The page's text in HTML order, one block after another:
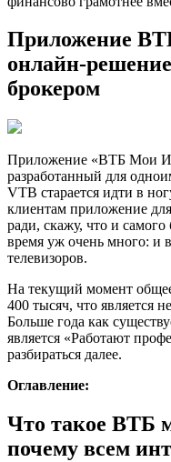
Приложение
онлайн-
брокером
Приложение «ВТБ Мои
разработанный для
VTB старается идти в
клиентам приложение
ради, скажу, что и самого
время уж очень много: и
телевизоров.
На текущий момент
400 тысяч, что является
Больше года как
является «Работают
разбираться далее.
Оглавление:
Что такое ВТБ
почему всем